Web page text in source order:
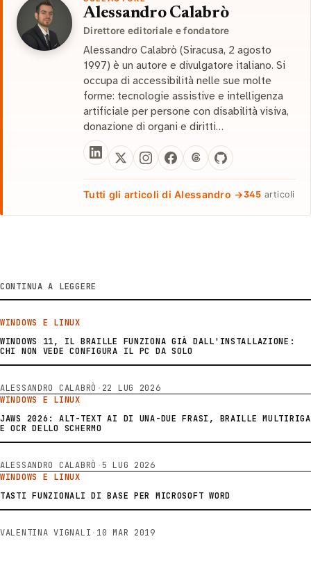
Alessandro Calabrò
Direttore editoriale e fondatore
Alessandro Calabrò (Siracusa, 2 agosto
1997) è un autore e divulgatore italiano. Si
occupa di accessibilità nelle sue molte
forme: tecnologie assistive e intelligenza
artificiale per persone con disabilità visiva,
donazione di organi e diritti…
Tutti gli articoli di Alessandro →345 articoli
CONTINUA A LEGGERE
WINDOWS E LINUX
WINDOWS 11, IL BRAILLE FUNZIONA GIÀ DALL'INSTALLAZIONE:
CHI NON VEDE CONFIGURA IL PC DA SOLO
ALESSANDRO CALABRÒ · 22 LUG 2026
WINDOWS E LINUX
JAWS 2026: ALT-TEXT AI DI UNA-DUE FRASI, BRAILLE MULTIRIGA
E OCR DELLO SCHERMO
ALESSANDRO CALABRÒ ·5 LUG 2026
WINDOWS E LINUX
TASTI FUNZIONALI DI BASE PER MICROSOFT WORD
VALENTINA VIGNALI · 10 MAR 2019